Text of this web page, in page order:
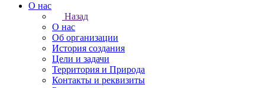
О нас
Назад
О нас
Об организации
История создания
Цели и задачи
Территория и Природа
Контакты и реквизиты